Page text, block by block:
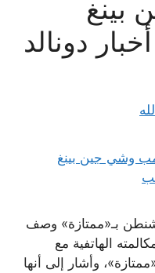
بينغ
دونالد
بـ«ممتازة» وصف
الهاتفية مع
وأشار إلى أنها